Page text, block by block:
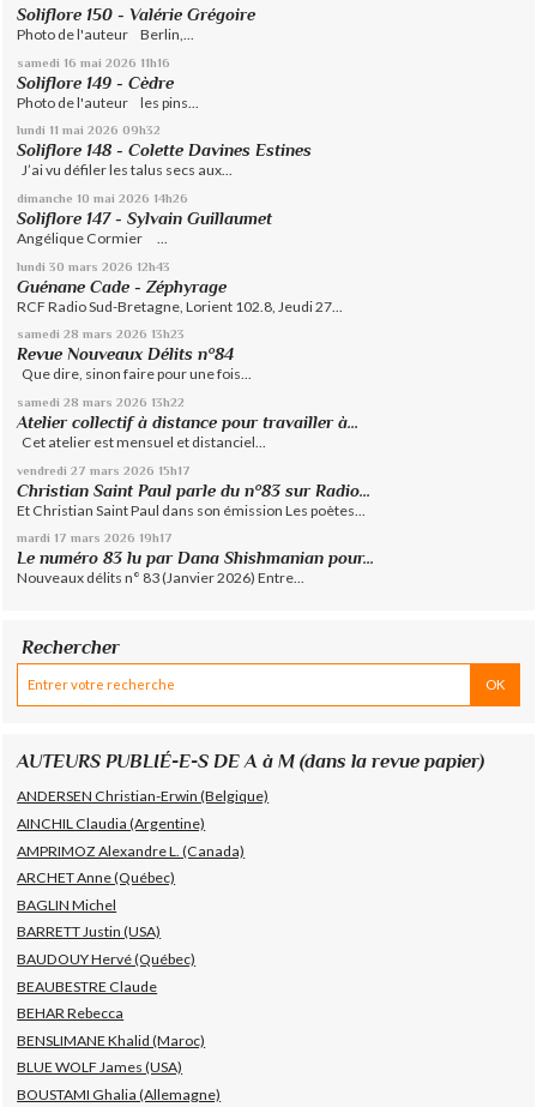
Soliflore 150 - Valérie Grégoire
Photo de l'auteur Berlin,...
samedi 16 mai 2026 11h16
Soliflore 149 - Cèdre
Photo de l'auteur les pins...
lundi 11 mai 2026 09h32
Soliflore 148 - Colette Davines Estines
J’ai vu défiler les talus secs aux...
dimanche 10 mai 2026 14h26
Soliflore 147 - Sylvain Guillaumet
Angélique Cormier ...
lundi 30 mars 2026 12h43
Guénane Cade - Zéphyrage
RCF Radio Sud-Bretagne, Lorient 102.8, Jeudi 27...
samedi 28 mars 2026 13h23
Revue Nouveaux Délits n°84
Que dire, sinon faire pour une fois...
samedi 28 mars 2026 13h22
Atelier collectif à distance pour travailler à...
Cet atelier est mensuel et distanciel...
vendredi 27 mars 2026 15h17
Christian Saint Paul parle du n°83 sur Radio...
Et Christian Saint Paul dans son émission Les poètes...
mardi 17 mars 2026 19h17
Le numéro 83 lu par Dana Shishmanian pour...
Nouveaux délits n° 83 (Janvier 2026) Entre...
Rechercher
AUTEURS PUBLIÉ-E-S DE A à M (dans la revue papier)
ANDERSEN Christian-Erwin (Belgique)
AINCHIL Claudia (Argentine)
AMPRIMOZ Alexandre L. (Canada)
ARCHET Anne (Québec)
BAGLIN Michel
BARRETT Justin (USA)
BAUDOUY Hervé (Québec)
BEAUBESTRE Claude
BEHAR Rebecca
BENSLIMANE Khalid (Maroc)
BLUE WOLF James (USA)
BOUSTAMI Ghalia (Allemagne)